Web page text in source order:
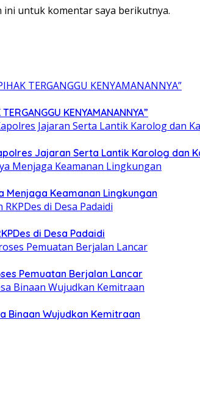
ini untuk komentar saya berikutnya.
KENYAMANANNYA”
Jajaran Serta Lantik Karolog dan
Menjaga Keamanan Lingkungan
di Desa Padaidi
Pemuatan Berjalan Lancar
Binaan Wujudkan Kemitraan